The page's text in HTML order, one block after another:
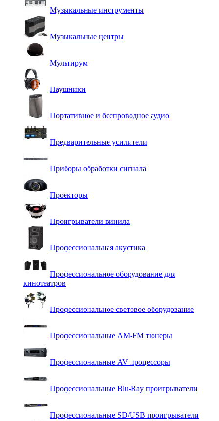
Музыкальные инструменты
Музыкальные центры
Мультирум
Наушники
Портативное и беспроводное аудио
Предварительные усилители
Приборы обработки сигнала
Проекторы
Проигрыватели винила
Профессиональная акустика
Профессиональное оборудование для
кинотеатров
Профессиональное световое оборудование
Профессиональные AM-FM тюнеры
Профессиональные AV процессоры
Профессиональные Blu-Ray проигрыватели
Профессиональные SD/USB проигрыватели